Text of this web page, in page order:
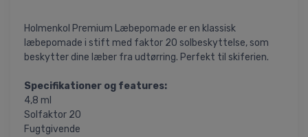
Holmenkol Premium Læbepomade er en klassisk
læbepomade i stift med faktor 20 solbeskyttelse, som
beskytter dine læber fra udtørring. Perfekt til skiferien.
Specifikationer og features:
4,8 ml
Solfaktor 20
Fugtgivende